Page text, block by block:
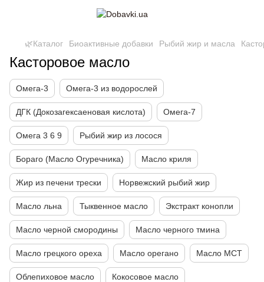
🌿Каталог Биоактивные добавки Рыбий жир и масла
Касторовое масло
Омега-3 Омега-3 из водорослей
ДГК (Докозагексаеновая кислота) Омега-7
Омега 3 6 9 Рыбий жир из лосося
Бораго (Масло Огуречника) Масло криля
Жир из печени трески Норвежский рыбий жир
Масло льна Тыквенное масло Экстракт конопли
Масло черной смородины Масло черного тмина
Масло грецкого ореха Масло орегано Масло МСТ
Облепиховое масло Кокосовое масло